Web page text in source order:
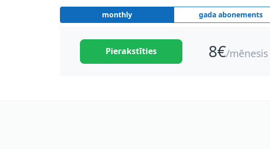
monthly gada abonements
8€/mēnesis
Pierakstīties